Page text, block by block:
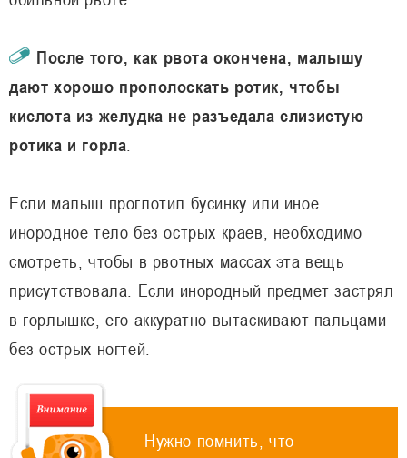
После того, как рвота окончена, малышу
дают хорошо прополоскать ротик, чтобы
кислота из желудка не разъедала слизистую
ротика и горла
Если малыш проглотил бусинку или иное
инородное тело без острых краев, необходимо
смотреть, чтобы в рвотных массах эта вещь
присутствовала. Если инородный предмет застрял
в горлышке, его аккуратно вытаскивают пальцами
без острых ногтей.
Нужно помнить, что